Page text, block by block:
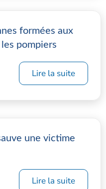
formées aux
pompiers
Lire la suite
une victime
Lire la suite